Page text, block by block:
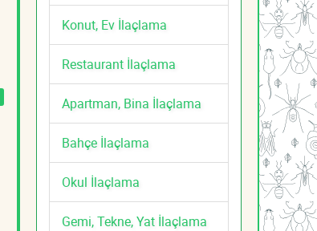
Konut, Ev İlaçlama
Restaurant İlaçlama
Apartman, Bina İlaçlama
Bahçe İlaçlama
Okul İlaçlama
Gemi, Tekne, Yat İlaçlama